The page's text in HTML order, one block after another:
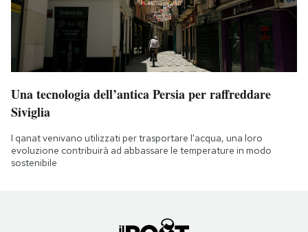
Una tecnologia dell’antica Persia per raffreddare
Siviglia
I qanat venivano utilizzati per trasportare l'acqua, una loro
evoluzione contribuirà ad abbassare le temperature in modo
sostenibile